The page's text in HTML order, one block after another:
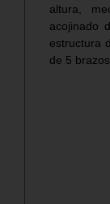
altura,
acojinado
estructura
de 5